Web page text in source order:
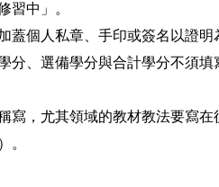
習中」。
個人私章、手印或簽名以證明
、選備學分與合計學分不須填
寫，尤其領域的教材教法要寫
。